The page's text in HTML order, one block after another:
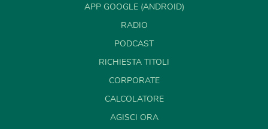
APP GOOGLE (ANDROID)
RADIO
PODCAST
RICHIESTA TITOLI
CORPORATE
CALCOLATORE
AGISCI ORA